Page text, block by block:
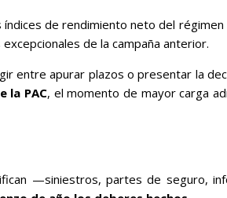
índices de rendimiento neto del
de la campaña anterior.
entre apurar plazos o presentar la
la PAC, el momento de mayor carga
—siniestros, partes de seguro,